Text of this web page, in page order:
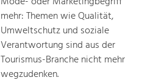
mehr: Themen wie Qualität,
Umweltschutz und soziale
Verantwortung sind aus der
Tourismus-Branche nicht mehr
wegzudenken.